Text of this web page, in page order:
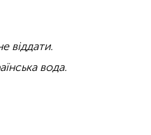
віддати.
вода.